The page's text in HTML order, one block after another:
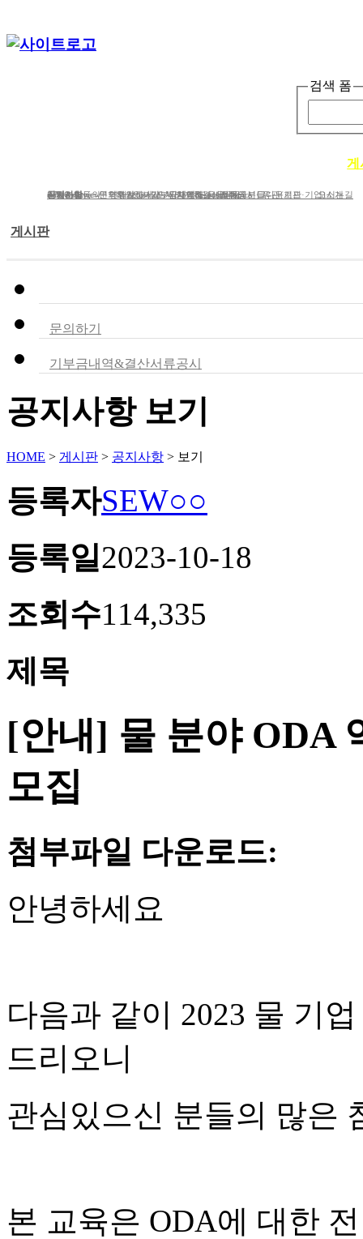
검색 폼
단체소개 연혁 인사말 함께하는 사람들 CI다운로드 오시는길
사업분야
게
공지사항 문의하기 기부금내역&결산서류공시
e-Newsletter 연간보고서/도서/자료집 갤러리 유관(기관·기업)소개
iWc Overview Structure of iWc Research topics
회원가입동의 후원하기 단체에 도움을 주신 분들
게시판
문의하기
기부금내역&결산서류공시
공지사항 보기
HOME > 게시판 > 공지사항 > 보기
등록자SEW○○
등록일2023-10-18
조회수114,335
제목
[안내] 물 분야 ODA
모집
첨부파일 다운로드:
안녕하세요
다음과 같이 2023 물 기
드리오니
관심있으신 분들의 많은
본 교육은 ODA에 대한